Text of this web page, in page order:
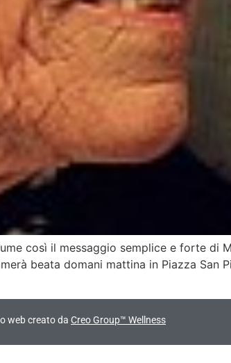
così il messaggio semplice e forte di
beata domani mattina in Piazza San
web creato da Creo Group™ Wellness